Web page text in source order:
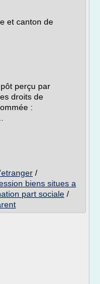
et canton de
perçu par
droits de
:
/
biens situes a
part sociale /